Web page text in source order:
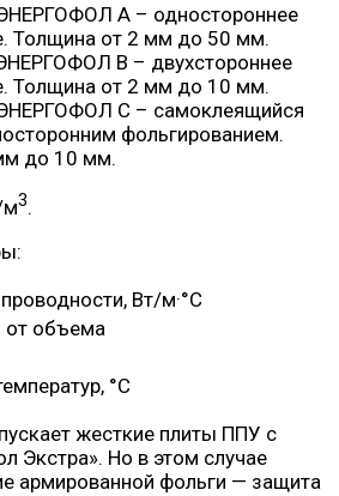
A – одностороннее
Толщина от 2 мм до 50 мм.
B – двухстороннее
Толщина от 2 мм до 10 мм.
C – самоклеящийся
фольгированием.
до 10 мм.
м3.
Вт/м·°C
от объема
°C
жесткие плиты ППУ с
Экстра». Но в этом случае
армированной фольги — защита